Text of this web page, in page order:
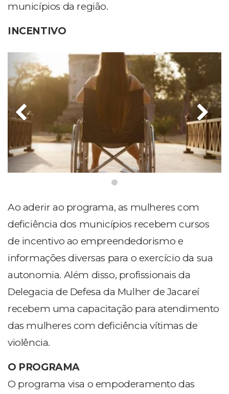
municípios da região.
INCENTIVO
Ao aderir ao programa, as mulheres com
deficiência dos municípios recebem cursos
de incentivo ao empreendedorismo e
informações diversas para o exercício da sua
autonomia. Além disso, profissionais da
Delegacia de Defesa da Mulher de Jacareí
recebem uma capacitação para atendimento
das mulheres com deficiência vítimas de
violência.
O PROGRAMA
O programa visa o empoderamento das